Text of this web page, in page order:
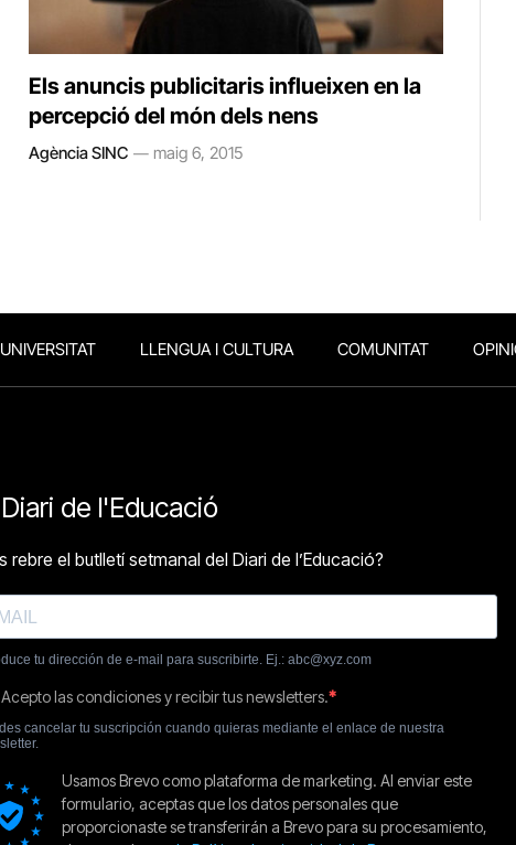
Els anuncis publicitaris influeixen en la
percepció del món dels nens
Agència SINC maig 6, 2015
UNIVERSITAT LLENGUA I CULTURA COMUNITAT